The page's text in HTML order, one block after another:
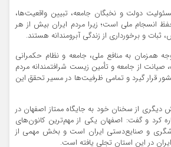
دولت و نخبگان جامعه، تبیین واقعیت‌ها،
انسجام ملی است؛ زیرا مردم ایران بیش از هر
ثبات و برخورداری از زندگی آبرومندانه هستند.
همزمان به منافع ملی، جامعه و نظام حکمرانی
صیانت از جامعه و تأمین زیست شرافتمندانه مردم
قرار گیرد و تمامی ظرفیت‌ها در مسیر تحقق این
دیگری از سخنان خود به جایگاه ممتاز اصفهان در
کرد و گفت: اصفهان یکی از مهم‌ترین کانون‌های
و صنایع‌دستی ایران است و بخش مهمی از
در این استان تجلی یافته است.